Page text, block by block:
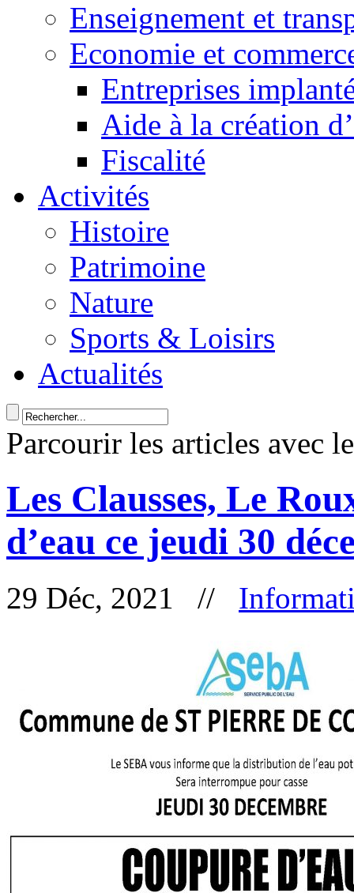
Enseignement et
Economie et
Entreprises
Aide à la création
Fiscalité
Activités
Histoire
Patrimoine
Nature
Sports & Loisirs
Actualités
Parcourir les articles avec
Les Clausses, Le
d’eau ce jeudi 30
29 Déc, 2021 //